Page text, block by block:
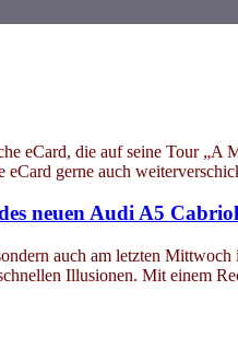
eCard, die auf seine Tour
gerne auch
neuen Audi A5
auch am letzten
Illusionen. Mit